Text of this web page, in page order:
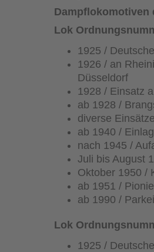
Dampflokomotiven
Lok
1925 /
1926 / an
Düsseldorf
1928 / Einsatz
ab 1928 /
diverse
ab 1940 /
nach 1945 /
Juli bis August
Oktober 1950 /
ab 1951 /
ab 1990 /
Lok
1925 /